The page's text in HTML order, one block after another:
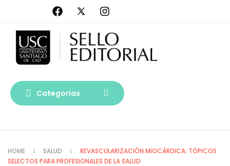
Categorías
HOME SALUD
REVASCULARIZACIÓN MIOCÁRDICA: TÓPICOS
SELECTOS PARA PROFESIONALES DE LA SALUD